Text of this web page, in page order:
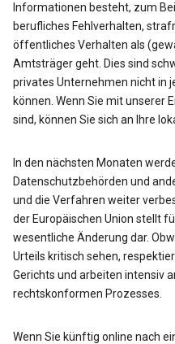
Informationen besteht, zum
berufliches Fehlverhalten,
öffentliches Verhalten als
Amtsträger geht. Dies sind
privates Unternehmen nicht in
können. Wenn Sie mit unserer
sind, können Sie sich an Ihre
In den nächsten Monaten
Datenschutzbehörden und
und die Verfahren weiter
der Europäischen Union stellt
wesentliche Änderung dar.
Urteils kritisch sehen,
Gerichts und arbeiten intensiv
rechtskonformen Prozesses.
Wenn Sie künftig online nach